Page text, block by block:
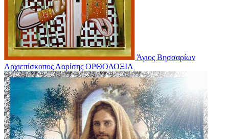
Άγιος Βησσαρίων
Αρχιεπίσκοπος Λαρίσης ΟΡΘΟΔΟΞΙΑ